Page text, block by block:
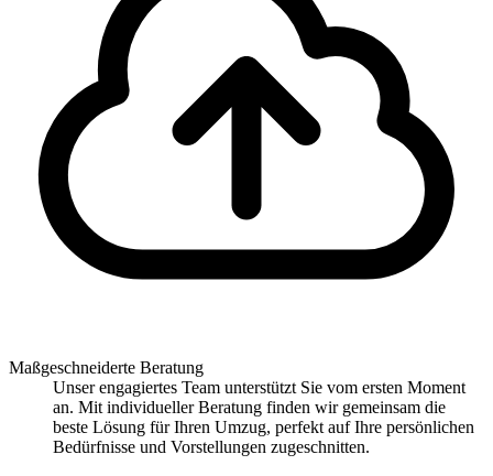
Maßgeschneiderte Beratung
Unser engagiertes Team unterstützt Sie vom ersten Moment
an. Mit individueller Beratung finden wir gemeinsam die
beste Lösung für Ihren Umzug, perfekt auf Ihre persönlichen
Bedürfnisse und Vorstellungen zugeschnitten.